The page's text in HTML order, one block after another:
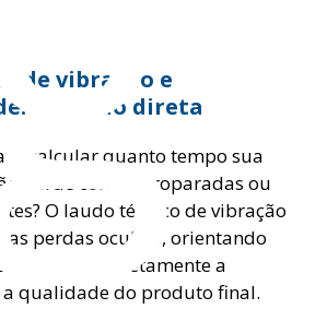
de vibração e
conexão direta
calcular quanto tempo sua
perde com microparadas ou
O laudo técnico de vibração
perdas ocultas, orientando
impactam diretamente a
qualidade do produto final.